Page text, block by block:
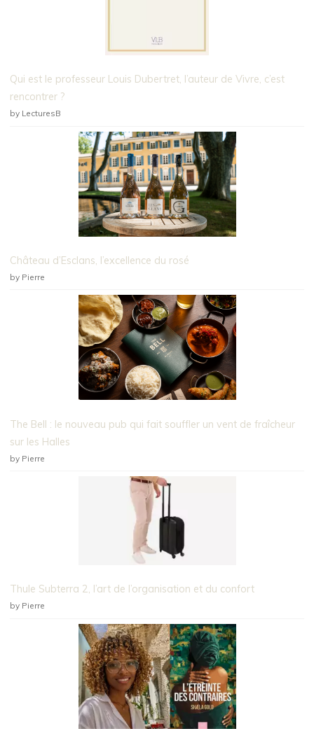
Qui est le professeur Louis Dubertret, l’auteur de Vivre, c’est
rencontrer ?
by LecturesB
Château d’Esclans, l’excellence du rosé
by Pierre
The Bell : le nouveau pub qui fait souffler un vent de fraîcheur
sur les Halles
by Pierre
Thule Subterra 2, l’art de l’organisation et du confort
by Pierre